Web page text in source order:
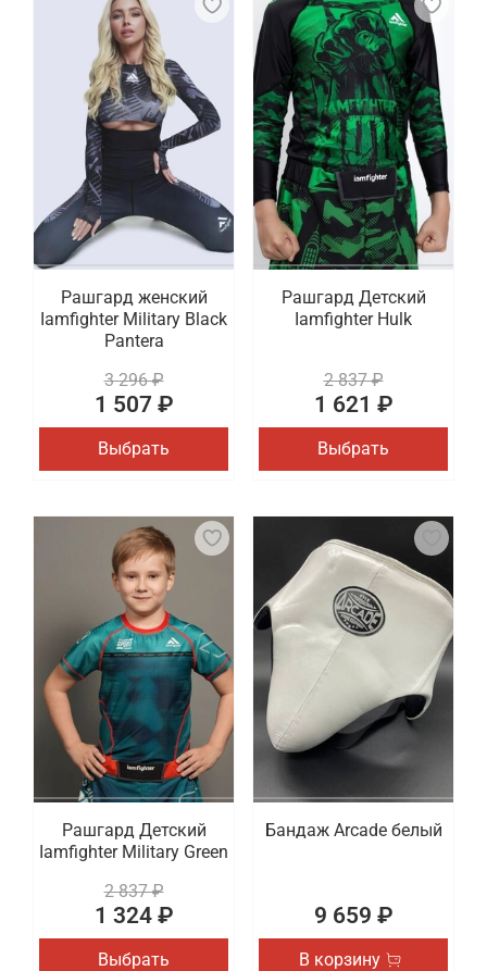
Рашгард женский
Iamfighter Military Black
Pantera
3 296 ₽
1 507 ₽
Выбрать
Рашгард Детский
Iamfighter Hulk
2 837 ₽
1 621 ₽
Выбрать
Рашгард Детский
Iamfighter Military Green
2 837 ₽
1 324 ₽
Выбрать
Бандаж Arcade белый
9 659 ₽
В корзину